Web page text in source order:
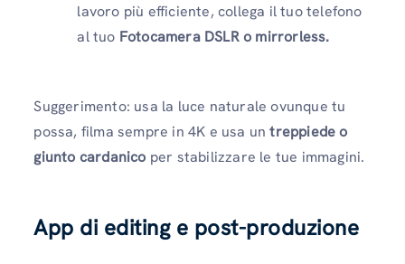
lavoro più efficiente, collega il tuo telefono
al tuo Fotocamera DSLR o mirrorless.
Suggerimento: usa la luce naturale ovunque tu
possa, filma sempre in 4K e usa untreppiede o
giunto cardanico per stabilizzare le tue immagini.
App di editing e post-produzione